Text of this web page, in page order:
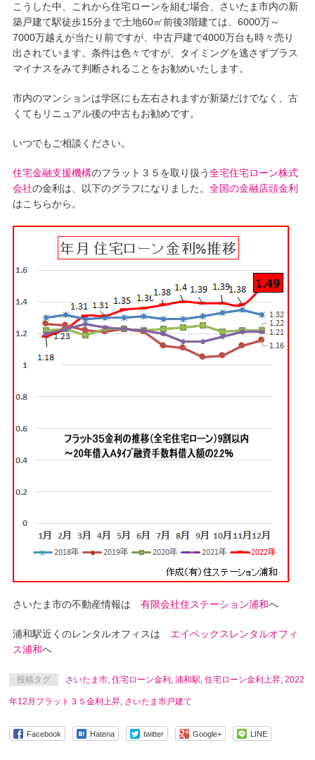
こうした中、これから住宅ローンを組む場合、さいたま市内の新
築戸建て駅徒歩15分まで土地60㎡前後3階建ては、6000万～
7000万越えが当たり前ですが、中古戸建で4000万台も時々売り
出されています。条件は色々ですが、タイミングを逃さずプラス
マイナスをみて判断されることをお勧めいたします。
市内のマンションは学区にも左右されますが新築だけでなく、古
くてもリニュアル後の中古もお勧めです。
いつでもご相談ください。
住宅金融支援機構のフラット３５を取り扱う全宅住宅ローン株式
会社の金利は、以下のグラフになりました。全国の金融店頭金利
はこちらから。
さいたま市の不動産情報は有限会社住ステーション浦和へ
浦和駅近くのレンタルオフィスは エイペックスレンタルオフィ
ス浦和へ
投稿タグ さいたま市,住宅ローン金利 ,浦和駅,住宅ローン金利上昇,2022
年12月フラット３５金利上昇, さいたま市戸建て
Facebook Hatena twitter Google+ LINE